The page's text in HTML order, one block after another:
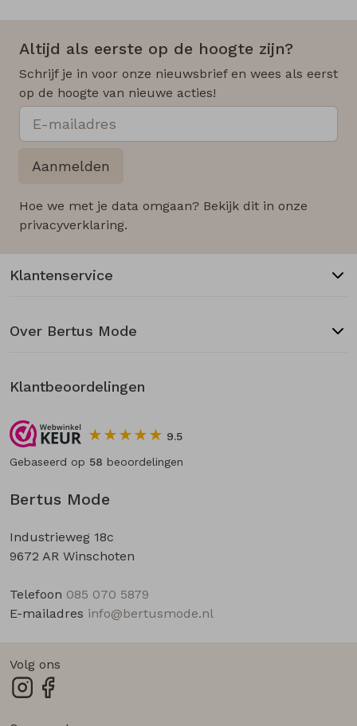
Altijd als eerste op de hoogte zijn?
Schrijf je in voor onze nieuwsbrief en wees als eerst
op de hoogte van nieuwe acties!
Aanmelden
Hoe we met je data omgaan? Bekijk dit in onze
privacyverklaring.
Bertus Mode
Industrieweg 18c
9672 AR Winschoten
Telefoon 085 070 5879
E-mailadres info@bertusmode.nl
Klantenservice
Over Bertus Mode
Klantbeoordelingen
9.5
Gebaseerd op 58 beoordelingen
Volg ons